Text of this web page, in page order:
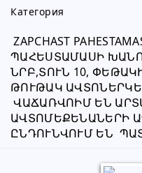
Категория
ZAPCHAST PAHESTAMAS MASER ԶԱՊՉԱՍՏ
ՊԱՀԵՍՏԱՄԱՍԻ
ՆՐԲ,ՏՈՒՆ 10,
ԹՈՒԹԱԿ
ՎԱՃԱՌՎՈԻՄ ԵՆ ԱՐՏԱՍԱՀՄԱՆՅԱՆ
ԱՎՏՈՄԵՔԵՆԱՆԵՐԻ
ԸՆԴՈՒՆՎՈՒՄ ԵՆ